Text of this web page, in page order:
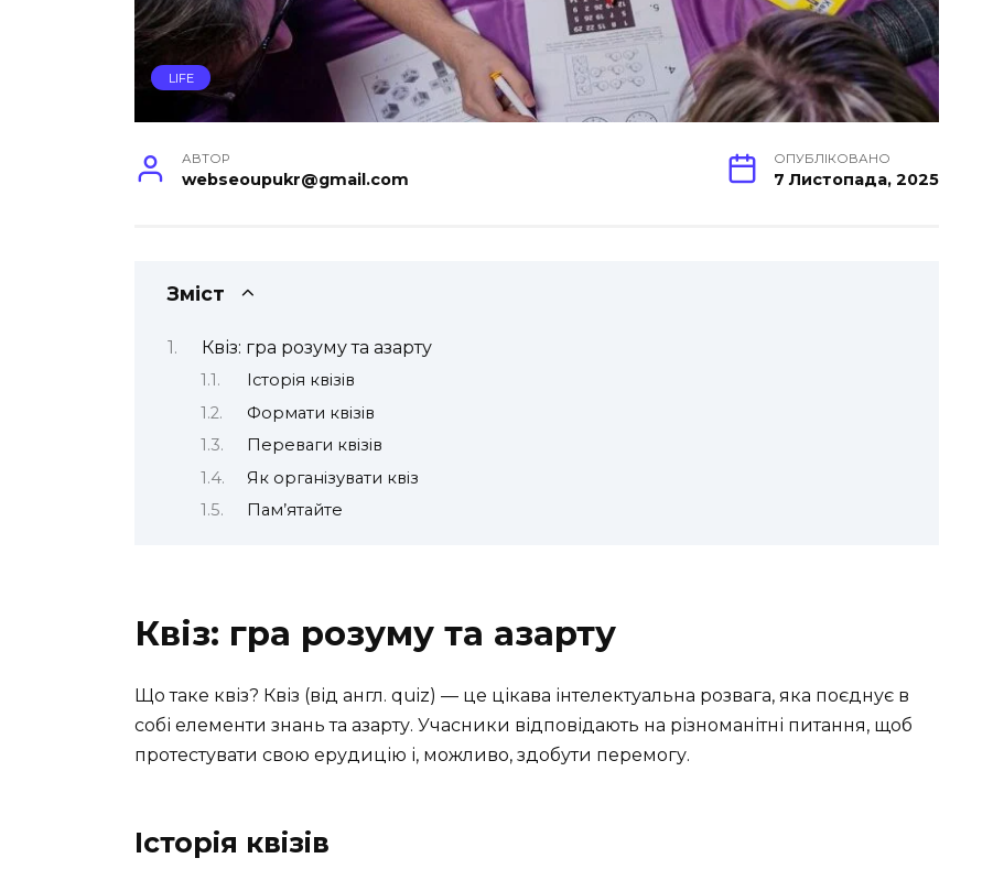
LIFE
АВТОР
webseoupukr@gmail.com
ОПУБЛІКОВАНО
7 Листопада, 2025
Зміст
Квіз: гра розуму та азарту
Історія квізів
Формати квізів
Переваги квізів
Як організувати квіз
Пам’ятайте
Квіз: гра розуму та азарту
Що таке квіз? Квіз (від англ. quiz) — це цікава інтелектуальна розвага, яка поєднує в
собі елементи знань та азарту. Учасники відповідають на різноманітні питання, щоб
протестувати свою ерудицію і, можливо, здобути перемогу.
Історія квізів